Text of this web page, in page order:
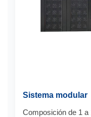
Sistema modular
Composición de 1